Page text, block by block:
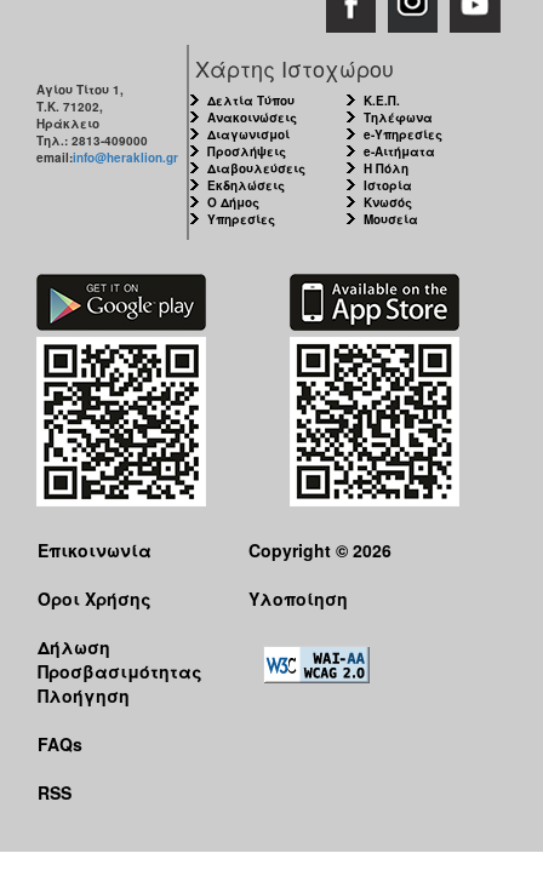
ΤΟΠΟΣ
ΜΑΣ
ΑΝΘΕΚΤΙΚΗ
Αγίου Τίτου 1,
Τ.Κ. 71202,
Ηράκλειο
Τηλ.: 2813-409000
email:info@heraklion.gr
Χάρτης Ιστοχώρου
Δελτία Τύπου
Ανακοινώσεις
Διαγωνισμοί
Προσλήψεις
Διαβουλεύσεις
Εκδηλώσεις
Ο Δήμος
Υπηρεσίες
Κ.Ε.Π.
Τηλέφωνα
e-Υπηρεσίες
e-Αιτήματα
Η Πόλη
Ιστορία
Κνωσός
Μουσεία
Επικοινωνία
Όροι Χρήσης
Δήλωση
Προσβασιμότητας
Πλοήγηση
FAQs
RSS
Copyright © 2026
Υλοποίηση